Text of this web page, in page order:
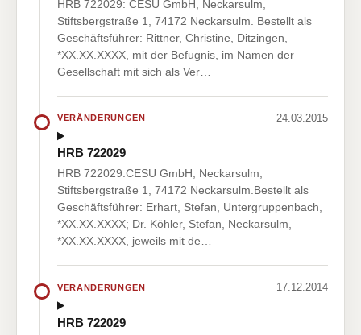
HRB 722029: CESU GmbH, Neckarsulm,
Stiftsbergstraße 1, 74172 Neckarsulm. Bestellt als
Geschäftsführer: Rittner, Christine, Ditzingen,
*XX.XX.XXXX, mit der Befugnis, im Namen der
Gesellschaft mit sich als Ver…
VERÄNDERUNGEN 24.03.2015
HRB 722029
HRB 722029:CESU GmbH, Neckarsulm,
Stiftsbergstraße 1, 74172 Neckarsulm.Bestellt als
Geschäftsführer: Erhart, Stefan, Untergruppenbach,
*XX.XX.XXXX; Dr. Köhler, Stefan, Neckarsulm,
*XX.XX.XXXX, jeweils mit de…
VERÄNDERUNGEN 17.12.2014
HRB 722029